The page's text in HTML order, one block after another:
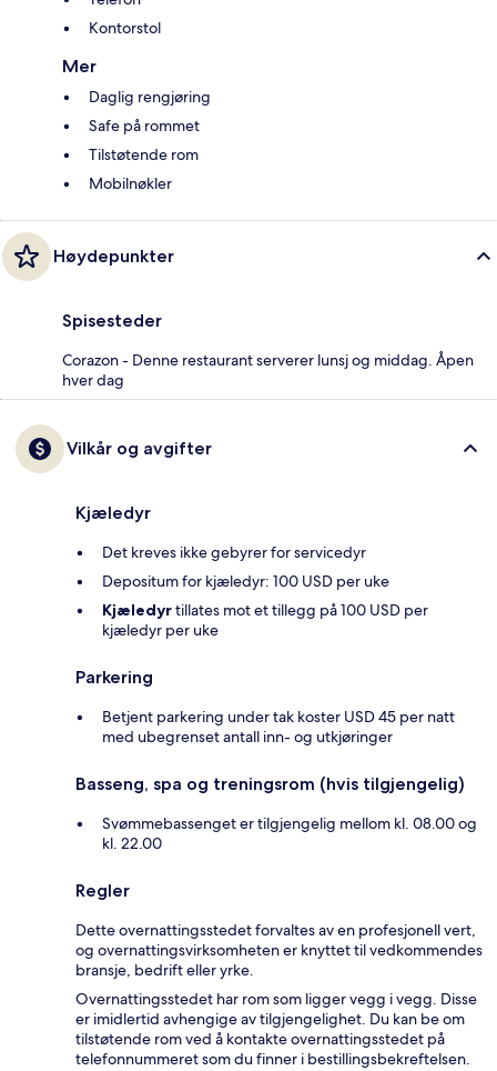
Kontorstol
Mer
Daglig rengjøring
Safe på rommet
Tilstøtende rom
Mobilnøkler
Høydepunkter
Spisesteder
Corazon - Denne restaurant serverer lunsj og middag. Åpen
hver dag
Vilkår og avgifter
Kjæledyr
Det kreves ikke gebyrer for servicedyr
Depositum for kjæledyr: 100 USD per uke
Kjæledyrtillates mot et tillegg på 100 USD per
kjæledyr per uke
Parkering
Betjent parkering under tak koster USD 45 per natt
med ubegrenset antall inn- og utkjøringer
Basseng, spa og treningsrom (hvis tilgjengelig)
Svømmebassenget er tilgjengelig mellom kl. 08.00 og
kl. 22.00
Regler
Dette overnattingsstedet forvaltes av en profesjonell vert,
og overnattingsvirksomheten er knyttet til vedkommendes
bransje, bedrift eller yrke.
Overnattingsstedet har rom som ligger vegg i vegg. Disse
er imidlertid avhengige av tilgjengelighet. Du kan be om
tilstøtende rom ved å kontakte overnattingsstedet på
telefonnummeret som du finner i bestillingsbekreftelsen.